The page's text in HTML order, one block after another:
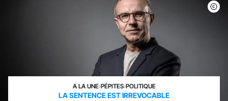
A LA UNE›PÉPITES›POLITIQUE
LA SENTENCE EST IRREVOCABLE